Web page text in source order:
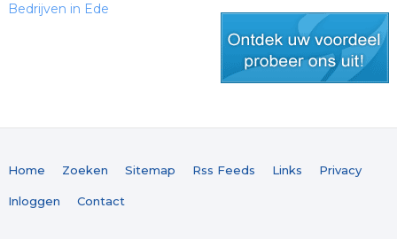
Bedrijven in Ede
Home Zoeken Sitemap Rss Feeds Links Privacy
Inloggen Contact